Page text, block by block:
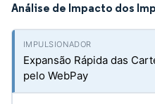
Análise de Impacto dos
Expansão Rápida das
pelo WebPay